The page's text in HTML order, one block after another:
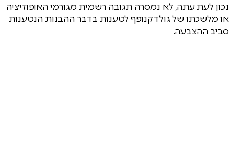
נכון לעת עתה, לא נמסרה תגובה רשמית מגורמי האופוזיציה
או מלשכתו של גולדקנופף לטענות בדבר ההבנות הנטענות
סביב ההצבעה.